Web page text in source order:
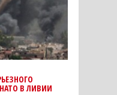
В ЛИВИИ